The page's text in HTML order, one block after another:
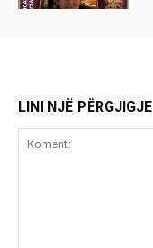
LINI NJË PËRGJIGJE